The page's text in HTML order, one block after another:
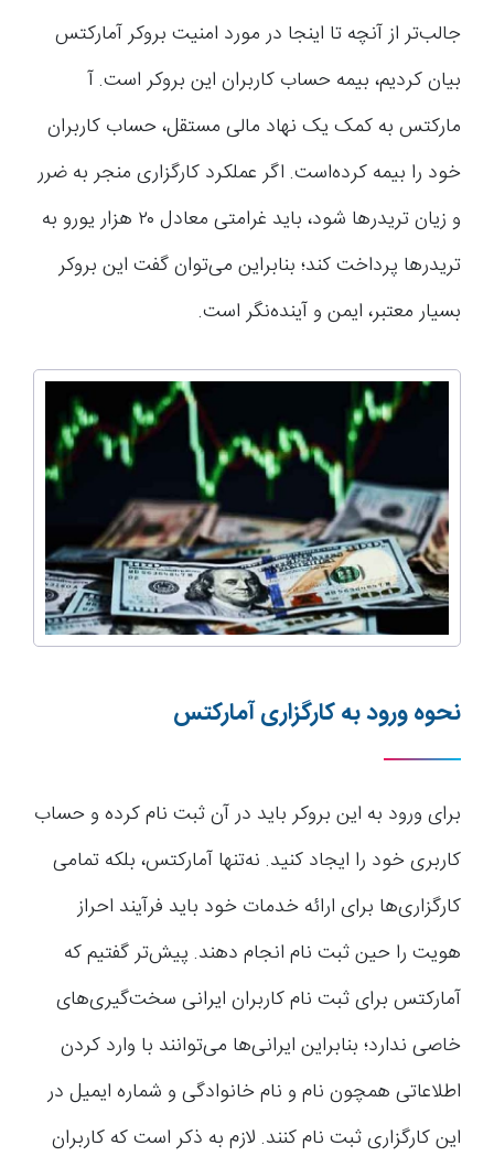
جالب‌تر از آنچه تا اینجا در مورد امنیت بروکر آمارکتس
بیان کردیم، بیمه حساب کاربران این بروکر است. آ
مارکتس به کمک یک نهاد مالی مستقل، حساب کاربران
خود را بیمه کرده‌است. اگر عملکرد کارگزاری منجر به ضرر
و زیان تریدرها شود، باید غرامتی معادل ۲۰ هزار یورو به
تریدرها پرداخت کند‌؛ بنابراین می‌توان گفت این بروکر
بسیار معتبر، ایمن و آینده‌نگر است.
نحوه ورود به کارگزاری آمارکتس
برای ورود به این بروکر باید در آن ثبت نام کرده و حساب
کاربری خود را ایجاد کنید. نه‌تنها آمارکتس، بلکه تمامی
کارگزاری‌ها برای ارائه خدمات خود باید فرآیند احراز
هویت را حین ثبت نام انجام دهند. پیش‌تر گفتیم که
آمارکتس برای ثبت نام کاربران ایرانی سخت‌گیری‌های
خاصی ندارد؛ بنابراین ایرانی‌ها می‌توانند با وارد کردن
اطلاعاتی همچون نام و نام خانوادگی و شماره ایمیل در
این کارگزاری ثبت نام کنند. لازم به ذکر است که کاربران